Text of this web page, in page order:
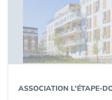
ASSOCIATION L'ÉTAPE-